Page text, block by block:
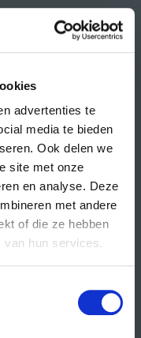
advertenties te
media te bieden
Ook delen we
site met onze
en analyse. Deze
met andere
of die ze hebben
van hun services.